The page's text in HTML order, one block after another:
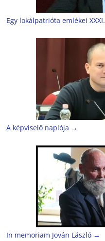
Egy lokálpatrióta emlékei XXXI.
A képviselő naplója →
In memoriam Jován László →